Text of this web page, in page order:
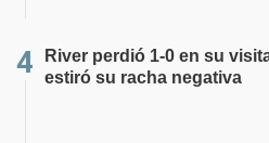
River perdió 1-0 en su
estiró su racha negativa